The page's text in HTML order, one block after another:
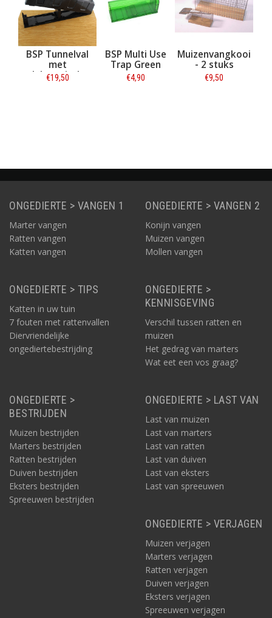
BSP Tunnelval
met
elektronische
verklikker
€19,50
BSP Multi Use
Trap Green
€4,90
Muizenvangkooi
- 2 stuks
€9,50
ONGEDIERTE > VANGEN 1
Marter vangen
Ratten vangen
Katten vangen
ONGEDIERTE > VANGEN 2
Konijn vangen
Muizen vangen
Mollen vangen
ONGEDIERTE > TIPS
Katten in uw tuin
7 fouten met rattenvallen
Diervriendelijke
ongediertebestrijding
ONGEDIERTE >
KENNISGEVING
Verschil tussen ratten en
muizen
Het gedrag van marters
Wat eet een vos graag?
ONGEDIERTE >
BESTRIJDEN
Muizen bestrijden
Marters bestrijden
Ratten bestrijden
Duiven bestrijden
Eksters bestrijden
Spreeuwen bestrijden
ONGEDIERTE > LAST VAN
Last van muizen
Last van marters
Last van ratten
Last van duiven
Last van eksters
Last van spreeuwen
ONGEDIERTE > VERJAGEN
Muizen verjagen
Marters verjagen
Ratten verjagen
Duiven verjagen
Eksters verjagen
Spreeuwen verjagen